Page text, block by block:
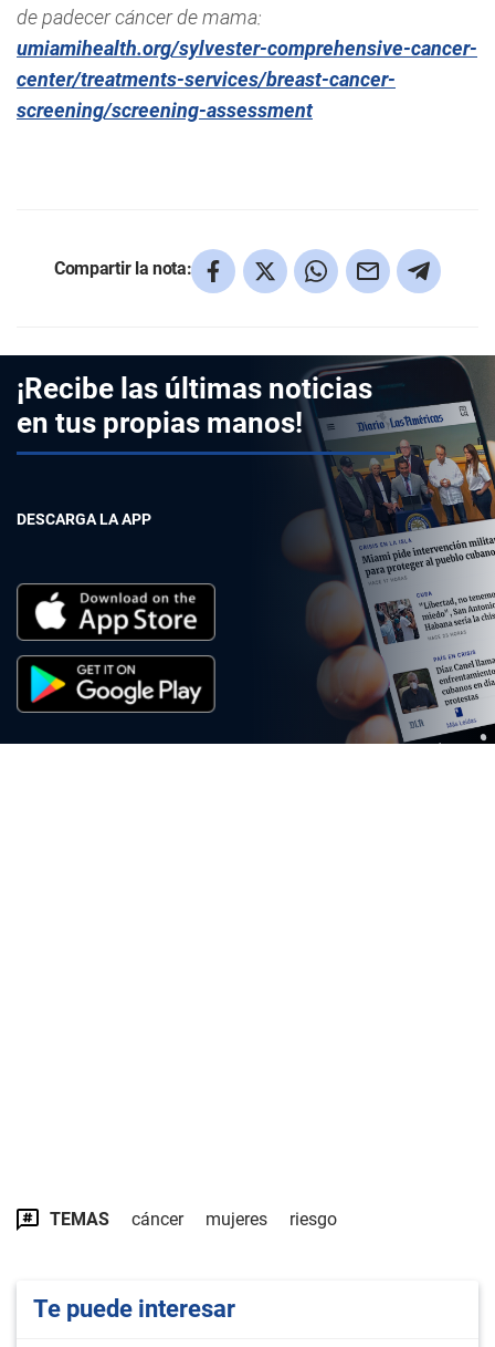
de padecer cáncer de mama:
umiamihealth.org/sylvester-comprehensive-cancer-
center/treatments-services/breast-cancer-
screening/screening-assessment
Compartir la nota:
¡Recibe las últimas noticias
en tus propias manos!
DESCARGA LA APP
TEMAS cáncer mujeres riesgo
Te puede interesar